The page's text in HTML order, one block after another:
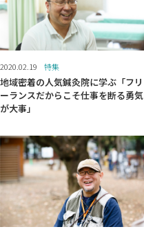
2020.02.19 特集
地域密着の人気鍼灸院に学ぶ「フリ
ーランスだからこそ仕事を断る勇気
が大事」